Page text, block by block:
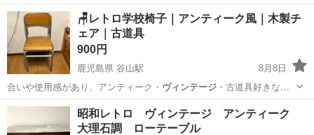
ます。経年に…
奈良 生駒郡 信貴山下駅 インテリア雑貨/小物
🪑レトロ学校椅子｜アンティーク風｜木製チ
ェア｜古道具
900円
鹿児島県 谷山駅
8月8日
合いや使用感があり、アンティーク・ ヴィンテージ・古道具好きな方
にもおすすめです。…
鹿児島 鹿児島市 谷山駅 椅子
昭和レトロ ヴィンテージ アンティーク
大理石調 ローテーブル